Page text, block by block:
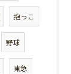
抱っこ
野球
東急